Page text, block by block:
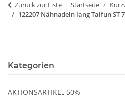
Zurück zur Liste Startseite
122207 Nähnadeln lang Taifun ST
Kategorien
AKTIONSARTIKEL 50%